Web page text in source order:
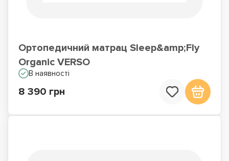
Ортопедичний матрац Sleep&amp;Fly
Organic VERSO
В наявності
8 390 грн